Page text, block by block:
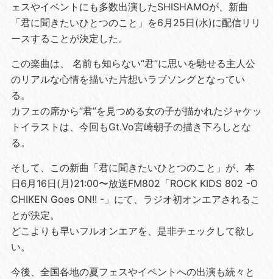
ェスやイベントにも多数出演したSHISHAMOが、新曲
「君に聞きたいひとつのこと」を6月25日(水)に配信リリ
ースすることが決定した。
この楽曲は、 名前も知らない“君”に思いを馳せる主人公
のリアルな心情を描いた片想いラブソングとなってい
る。
カフェの席から“君”を見つめる女の子が描かれたジャケッ
トイラストは、今回もGt.Vo宮崎朝子の描き下ろしとな
る。
そして、この新曲「君に聞きたいひとつのこと」が、本
日6月16日(月)21:00〜放送FM802「ROCK KIDS 802 -O
CHIKEN Goes ON!! -」にて、ラジオ初オンエアされるこ
とが決定。
どこよりも早いフルオンエアを、是非チェックして欲し
い。
今後、全国各地の夏フェスやイベントへの出演も続々と